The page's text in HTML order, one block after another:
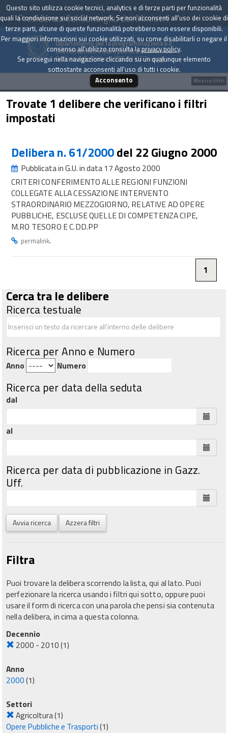
Presidenza del Consiglio dei Ministri
Dipartimento per la programmazione e il
coordinamento della politica economica
Archivio delle Delibere CIPE dal 1967 a oggi
Trovate 1 delibere che verificano i filtri
impostati
Delibera n. 61/2000del 22 Giugno 2000
Pubblicata in G.U. in data 17 Agosto 2000
CRITERI CONFERIMENTO ALLE REGIONI FUNZIONI
COLLEGATE ALLA CESSAZIONE INTERVENTO
STRAORDINARIO MEZZOGIORNO, RELATIVE AD OPERE
PUBBLICHE, ESCLUSE QUELLE DI COMPETENZA CIPE,
M.RO TESORO E C.DD.PP
permalink.
1
Cerca tra le delibere
Ricerca testuale
Ricerca per Anno e Numero
Anno Numero
Ricerca per data della seduta
dal
al
Ricerca per data di pubblicazione in Gazz.
Uff.
Avvia ricerca Azzera filtri
Filtra
Puoi trovare la delibera scorrendo la lista, qui al lato. Puoi
perfezionare la ricerca usando i filtri qui sotto, oppure puoi
usare il form di ricerca con una parola che pensi sia contenuta
nella delibera, in cima a questa colonna.
Decennio
2000 - 2010(1)
Anno
2000(1)
Settori
Agricoltura(1)
Opere Pubbliche e Trasporti(1)
Mostra filtri
Questo sito utilizza cookie tecnici, analytics e di terze parti per funzionalità
quali la condivisione sui social network. Se non acconsenti all'uso dei cookie di
terze parti, alcune di queste funzionalità potrebbero non essere disponibili.
Per maggiori informazioni sui cookie utilizzati, su come disabilitarli o negare il
consenso all'utilizzo consulta laprivacy policy.
Se prosegui nella navigazione cliccando su un qualunque elemento
sottostante acconsenti all'uso di tutti i cookie.
Acconsento